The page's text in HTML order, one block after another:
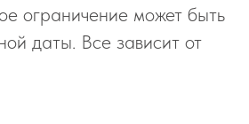
ограничение может быть
даты. Все зависит от